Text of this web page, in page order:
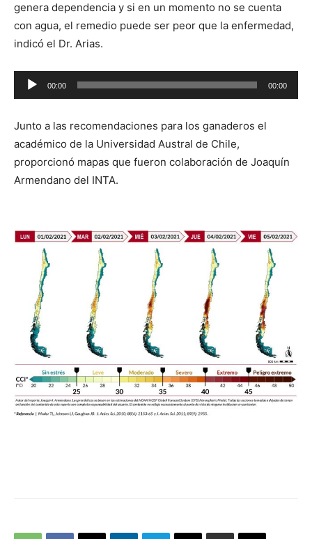
genera dependencia y si en un momento no se cuenta
con agua, el remedio puede ser peor que la enfermedad,
indicó el Dr. Arias.
Reproductor
de
00:00 00:00
Junto a las recomendaciones para los ganaderos el
académico de la Universidad Austral de Chile,
proporcionó mapas que fueron colaboración de Joaquín
Armendano del INTA.